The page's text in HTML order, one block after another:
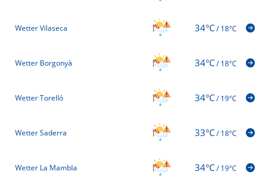
Wetter Vilaseca 34°C/18°C
Wetter Borgonyà 34°C/18°C
Wetter Torelló 34°C/19°C
Wetter Saderra 33°C/18°C
Wetter La Mambla 34°C/19°C